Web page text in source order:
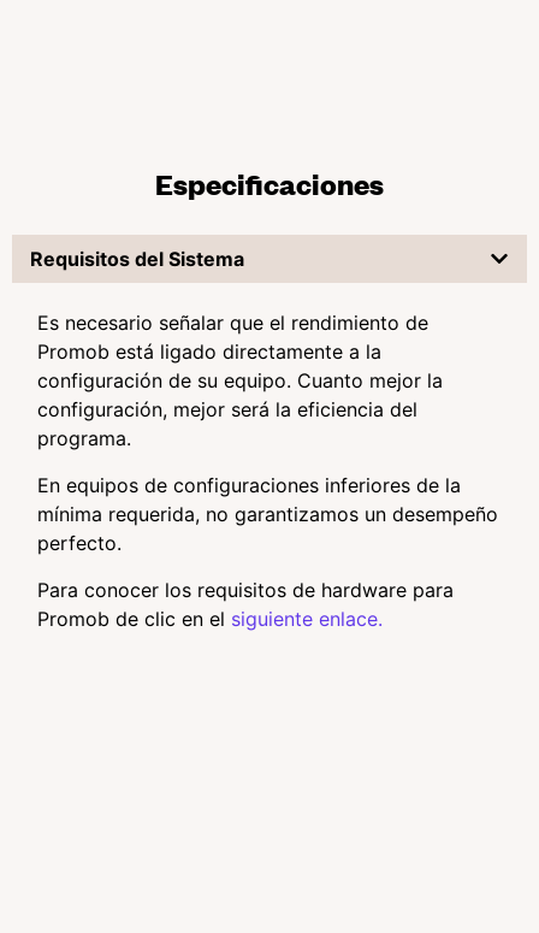
Especificaciones
Requisitos del Sistema
Es necesario señalar que el rendimiento de
Promob está ligado directamente a la
configuración de su equipo. Cuanto mejor la
configuración, mejor será la eficiencia del
programa.
En equipos de configuraciones inferiores de la
mínima requerida, no garantizamos un desempeño
perfecto.
Para conocer los requisitos de hardware para
Promob de clic en el siguiente enlace.